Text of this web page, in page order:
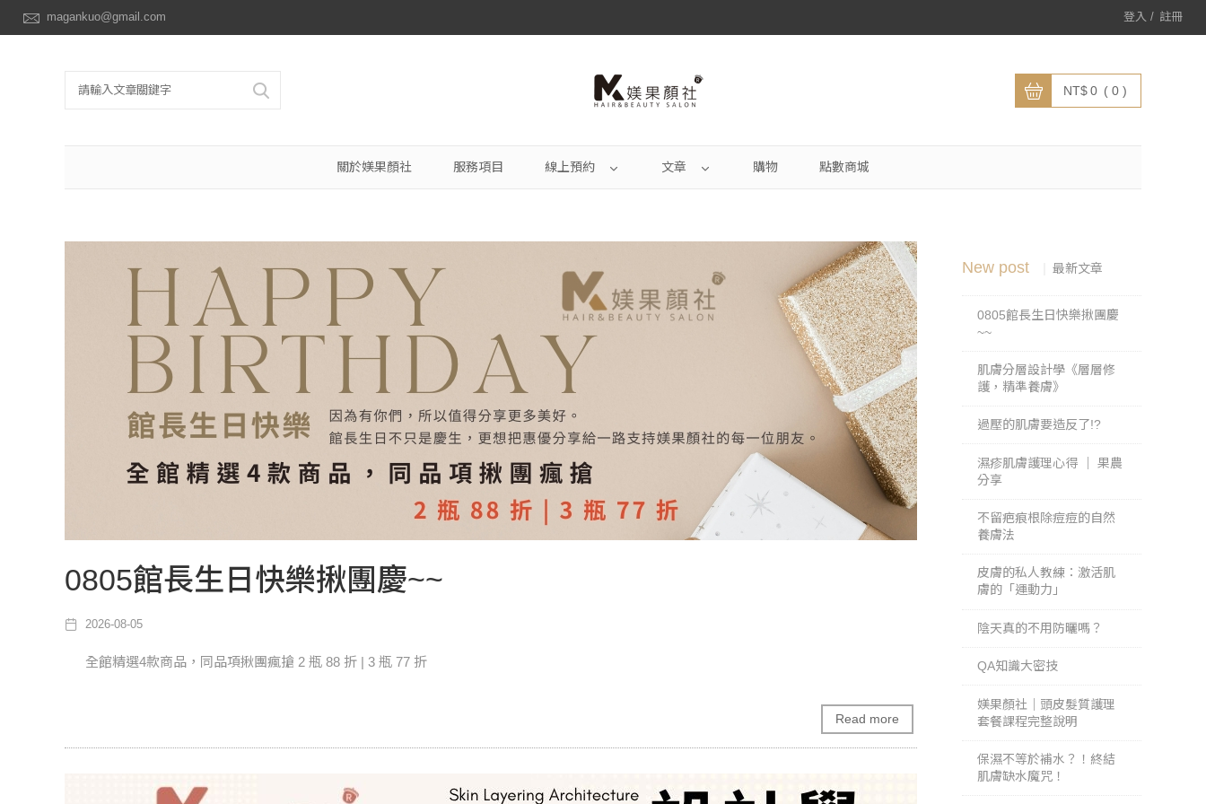
magankuo@gmail.com 登入 註冊
0 0
關於媄果顏社 服務項目 線上預約 文章 購物 點數商城
0805館長生日快樂揪團慶~~
2026-08-05
全館精選4款商品，同品項揪團瘋搶 2 瓶 88 折 | 3 瓶 77 折
Read more
New post 最新文章
0805館長生日快樂揪團慶
~~
肌膚分層設計學《層層修
護，精準養膚》
過壓的肌膚要造反了!?
濕疹肌膚護理心得 ｜ 果農
分享
不留疤痕根除痘痘的自然
養膚法
皮膚的私人教練：激活肌
膚的「運動力」
陰天真的不用防曬嗎？
QA知識大密技
媄果顏社｜頭皮髮質護理
套餐課程完整說明
保濕不等於補水？！終結
肌膚缺水魔咒！